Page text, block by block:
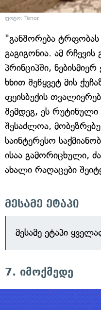
ფოტო: Tenor
"განშორება
გაგიგონია. ამ რჩევის
პრინციპში,
ხნით შეწყვეტ მის
ფეისბუქის
შემდეგ, ეს
შესაძლოა,
საინტერესო
ისაა გამორიცხული,
ახალი რაღაცები
მესამე ეტაპი
მესამე ეტაპი
7. იმოქმედე